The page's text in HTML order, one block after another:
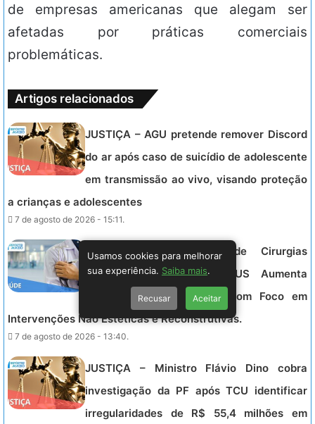
de empresas americanas que alegam ser
afetadas por práticas comerciais
problemáticas.
Artigos relacionados
JUSTIÇA – AGU pretende remover Discord
do ar após caso de suicídio de adolescente
em transmissão ao vivo, visando proteção
a crianças e adolescentes
7 de agosto de 2026 - 15:11.
SAÚDE – Crescimento de Cirurgias
Plásticas Mamárias no SUS Aumenta
54,3% em Uma Década, Com Foco em
Intervenções Não Estéticas e Reconstrutivas.
7 de agosto de 2026 - 13:40.
JUSTIÇA – Ministro Flávio Dino cobra
investigação da PF após TCU identificar
irregularidades de R$ 55,4 milhões em
Usamos cookies para melhorar
sua experiência. Saiba mais.
Recusar Aceitar